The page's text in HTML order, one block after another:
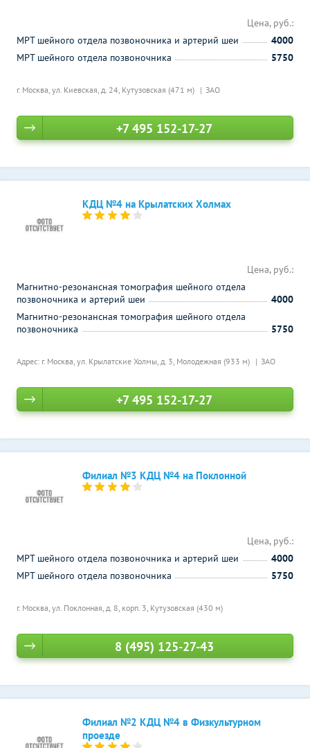
г. Москва, ул. Киевская, д. 24, Кутузовская (471 м) ЗАО
Цена, руб.:
МРТ шейного отдела позвоночника и артерий шеи
4000
МРТ шейного отдела позвоночника
5750
+7 495 152-17-27
КДЦ №4 на Крылатских Холмах
Адрес: г. Москва, ул. Крылатские Холмы, д. 3, Молодежная (933 м) ЗАО
Цена, руб.:
Магнитно-резонансная томография шейного отдела
позвоночника и артерий шеи
4000
Магнитно-резонансная томография шейного отдела
позвоночника
5750
+7 495 152-17-27
Филиал №3 КДЦ №4 на Поклонной
г. Москва, ул. Поклонная, д. 8, корп. 3, Кутузовская (430 м)
Цена, руб.:
МРТ шейного отдела позвоночника и артерий шеи
4000
МРТ шейного отдела позвоночника
5750
8 (495) 125-27-43
Филиал №2 КДЦ №4 в Физкультурном
проезде